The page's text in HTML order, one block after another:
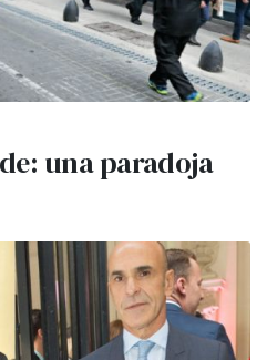
una paradoja